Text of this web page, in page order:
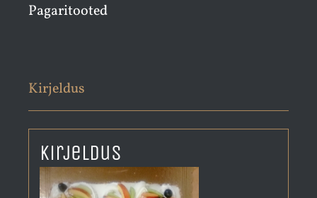
Pagaritooted
Kirjeldus
Kirjeldus